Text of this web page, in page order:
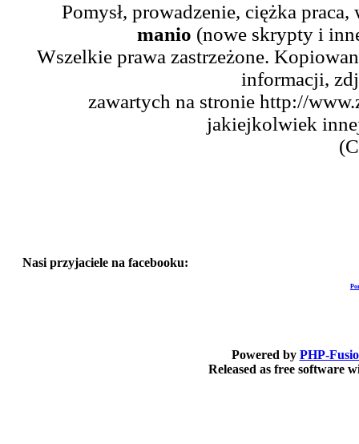
Pomysł, prowadzenie, ciężka
manio (nowe skrypty i
Wszelkie prawa zastrzeżone.
informacji,
zawartych na stronie http://
jakiejkolwiek
Nasi przyjaciele na facebooku:
Powered by PHP-
Released as free software